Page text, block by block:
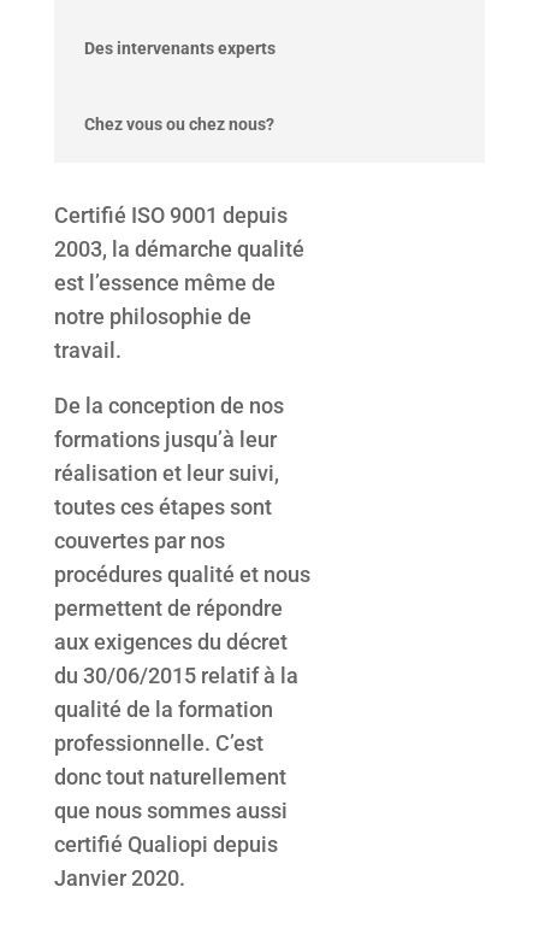
Des intervenants experts
Chez vous ou chez nous?
Certifié ISO 9001 depuis
2003, la démarche qualité
est l’essence même de
notre philosophie de
travail.
De la conception de nos
formations jusqu’à leur
réalisation et leur suivi,
toutes ces étapes sont
couvertes par nos
procédures qualité et nous
permettent de répondre
aux exigences du décret
du 30/06/2015 relatif à la
qualité de la formation
professionnelle. C’est
donc tout naturellement
que nous sommes aussi
certifié Qualiopi depuis
Janvier 2020.